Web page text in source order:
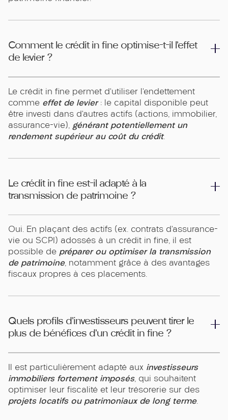
Comment le crédit in fine optimise-t-il l’effet
de levier ?
Le crédit in fine permet d’utiliser l’endettement
comme effet de levier: le capital disponible peut
être investi dans d’autres actifs (actions, immobilier,
assurance-vie), générant potentiellement un
rendement supérieur au coût du crédit.
Le crédit in fine est-il adapté à la
transmission de patrimoine ?
Oui. En plaçant des actifs (ex. contrats d’assurance-
vie ou SCPI) adossés à un crédit in fine, il est
possible de préparer ou optimiser la transmission
de patrimoine, notamment grâce à des avantages
fiscaux propres à ces placements.
Quels profils d’investisseurs peuvent tirer le
plus de bénéfices d’un crédit in fine ?
Il est particulièrement adapté aux investisseurs
immobiliers fortement imposés, qui souhaitent
optimiser leur fiscalité et leur trésorerie sur des
projets locatifs ou patrimoniaux de long terme.